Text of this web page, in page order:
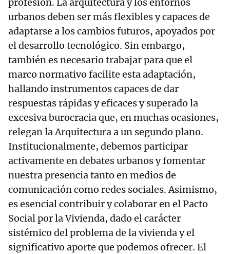
profesión. La arquitectura y los entornos
urbanos deben ser más flexibles y capaces de
adaptarse a los cambios futuros, apoyados por
el desarrollo tecnológico. Sin embargo,
también es necesario trabajar para que el
marco normativo facilite esta adaptación,
hallando instrumentos capaces de dar
respuestas rápidas y eficaces y superado la
excesiva burocracia que, en muchas ocasiones,
relegan la Arquitectura a un segundo plano.
Institucionalmente, debemos participar
activamente en debates urbanos y fomentar
nuestra presencia tanto en medios de
comunicación como redes sociales. Asimismo,
es esencial contribuir y colaborar en el Pacto
Social por la Vivienda, dado el carácter
sistémico del problema de la vivienda y el
significativo aporte que podemos ofrecer. El